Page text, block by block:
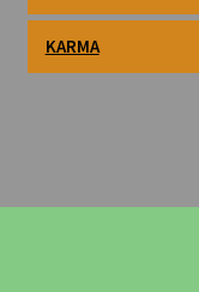
KARMA